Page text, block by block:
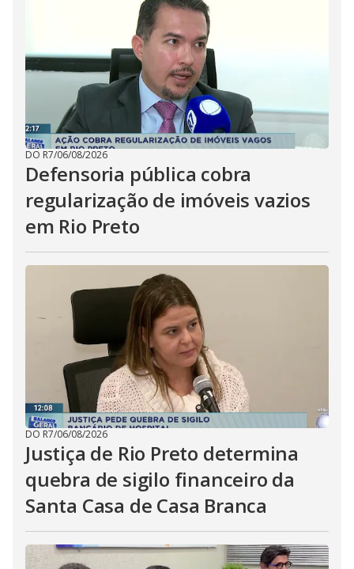
DO R7/06/08/2026
Defensoria pública cobra
regularização de imóveis vazios
em Rio Preto
DO R7/06/08/2026
Justiça de Rio Preto determina
quebra de sigilo financeiro da
Santa Casa de Casa Branca